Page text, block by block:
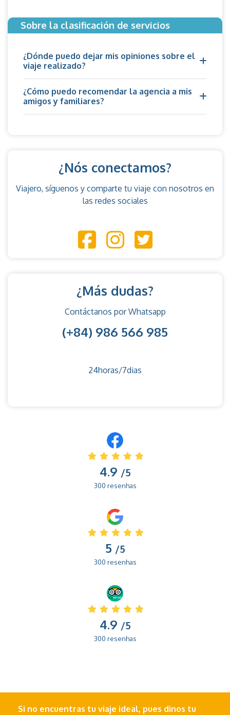
Sobre la clasificación de servicios
¿Dónde puedo dejar mis opiniones sobre el
viaje realizado?
¿Cómo puedo recomendar la agencia a mis
amigos y familiares?
¿Nós conectamos?
Viajero, síguenos y comparte tu viaje con nosotros en
las redes sociales
¿Más dudas?
Contáctanos por Whatsapp
(+84) 986 566 985
24horas/7dias
4.9 /5
300 resenhas
5 /5
300 resenhas
4.9 /5
300 resenhas
Si no encuentras tu viaje ideal, pues dinos tu